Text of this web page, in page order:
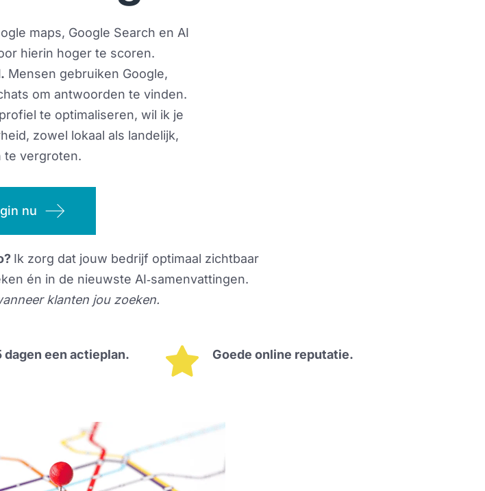
maps, Google Search en AI
hierin hoger te scoren.
Mensen gebruiken Google,
om antwoorden te vinden.
te optimaliseren, wil ik je
zowel lokaal als landelijk,
te vergroten.
nu
Ik zorg dat jouw bedrijf optimaal zichtbaar
én in de nieuwste AI‑samenvattingen.
klanten jou zoeken.
dagen een actieplan. Goede online reputatie.